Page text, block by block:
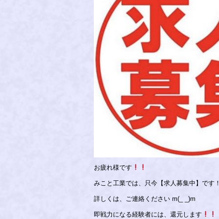
お疲れ様です
みこと工業では、只今【求人募集中】です
詳しくは、ご連絡ください m(_ _)m
即戦力になる経験者には、還元します